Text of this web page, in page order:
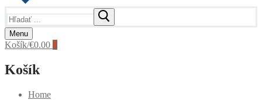
Menu
Košík/€0.00 0
Košík
Home